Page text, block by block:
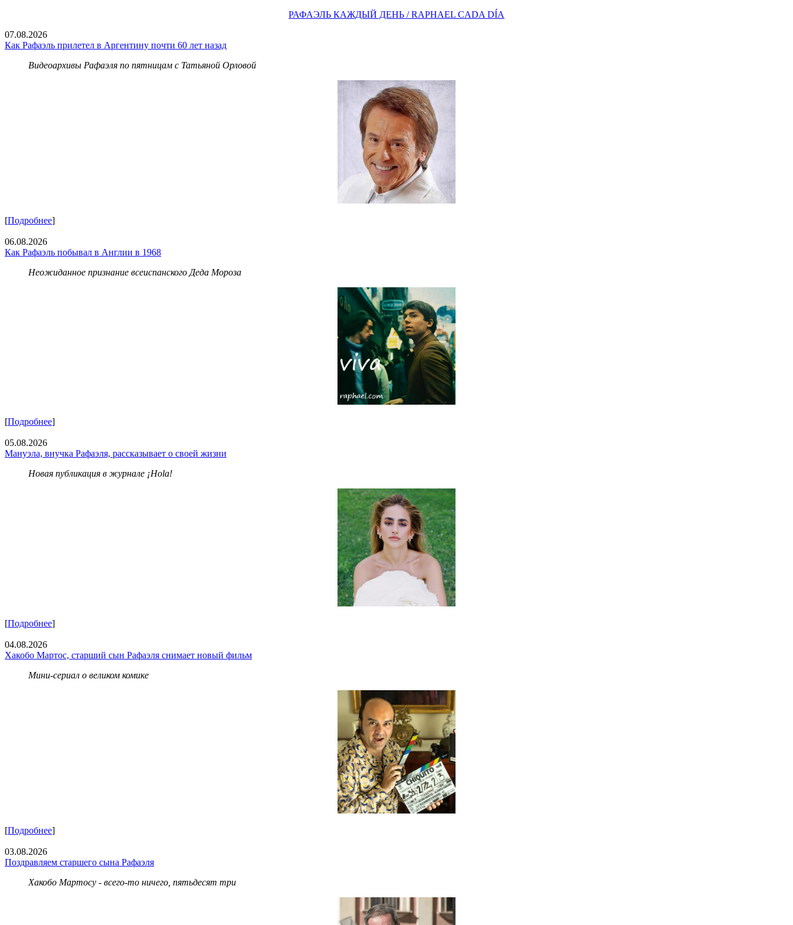
РАФАЭЛЬ КАЖДЫЙ ДЕНЬ / RAPHAEL CADA DÍA
07.08.2026
Как Рафаэль прилетел в Аргентину почти 60 лет назад
Видеоархивы Рафаэля по пятницам с Татьяной Орловой
[Подробнее]
06.08.2026
Как Рафаэль побывал в Англии в 1968
Неожиданное признание всеиспанского Деда Мороза
[Подробнее]
05.08.2026
Мануэла, внучка Рафаэля, рассказывает о своей жизни
Новая публикация в журнале ¡Hola!
[Подробнее]
04.08.2026
Хакобо Мартос, старший сын Рафаэля снимает новый фильм
Мини-сериал о великом комике
[Подробнее]
03.08.2026
Поздравляем старшего сына Рафаэля
Хакобо Мартосу - всего-то ничего, пятьдесят три